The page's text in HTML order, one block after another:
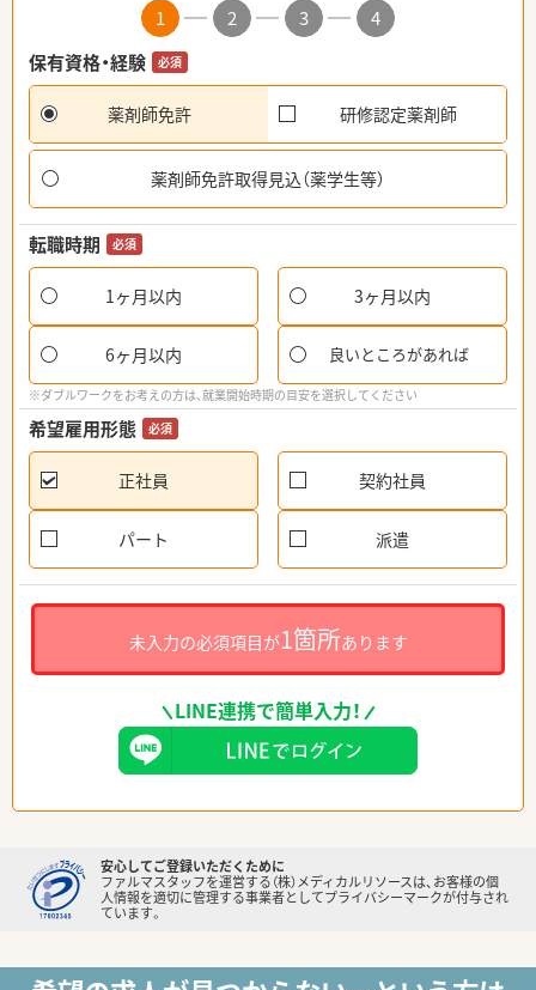
1 2 3
4
保有資格・経験
必須
薬剤師免許 研修認定薬剤師
薬剤師免許取得見込（薬学生等）
転職時期 必須
1ヶ月以内 3ヶ月以内
6ヶ月以内 良いところがあれば
※ダブルワークをお考えの方は、就業開始時期の目安を選択してください
希望雇用形態 必須
正社員 契約社員
パート 派遣
未入力の必須項目が1箇所あります
LINE連携で簡単入力！
安心してご登録いただくために
ファルマスタッフを運営する（株）メディカルリソースは、お客様の個
人情報を適切に管理する事業者としてプライバシーマークが付与され
ています。